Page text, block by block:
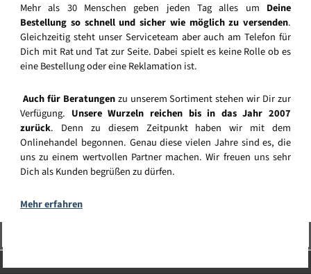
Mehr als 30 Menschen geben jeden Tag alles um Deine
Bestellung so schnell und sicher wie möglich zu versenden.
Gleichzeitig steht unser Serviceteam aber auch am Telefon für
Dich mit Rat und Tat zur Seite. Dabei spielt es keine Rolle ob es
eine Bestellung oder eine Reklamation ist.
Auch für Beratungenzu unserem Sortiment stehen wir Dir zur
Verfügung. Unsere Wurzeln reichen bis in das Jahr 2007
zurück. Denn zu diesem Zeitpunkt haben wir mit dem
Onlinehandel begonnen. Genau diese vielen Jahre sind es, die
uns zu einem wertvollen Partner machen. Wir freuen uns sehr
Dich als Kunden begrüßen zu dürfen.
Mehr erfahren